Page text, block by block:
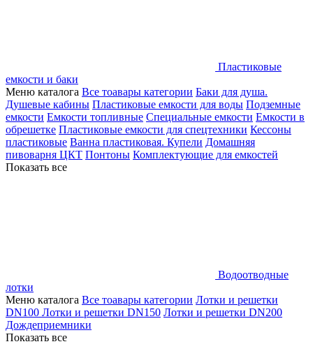
Пластиковые
емкости и баки
Меню каталога Все тоавары категории Баки для душа.
Душевые кабины Пластиковые емкости для воды Подземные
емкости Емкости топливные Специальные емкости Емкости в
обрешетке Пластиковые емкости для спецтехники Кессоны
пластиковые Ванна пластиковая. Купели Домашняя
пивоварня ЦКТ Понтоны Комплектующие для емкостей
Показать все
Водоотводные
лотки
Меню каталога Все тоавары категории Лотки и решетки
DN100 Лотки и решетки DN150 Лотки и решетки DN200
Дождеприемники
Показать все